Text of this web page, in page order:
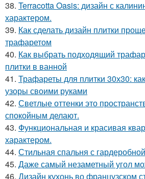
38. Terracotta Oasis: дизайн с
характером.
39. Как сделать дизайн плитки
трафаретом
40. Как выбрать подходящий
плитки в ванной
41. Трафареты для плитки 30х30:
узоры своими руками
42. Светлые оттенки это
спокойным делают.
43. Функциональная и красивая
характером.
44. Стильная спальня с
45. Даже самый незаметный угол
46. Дизайн кухонь во французском